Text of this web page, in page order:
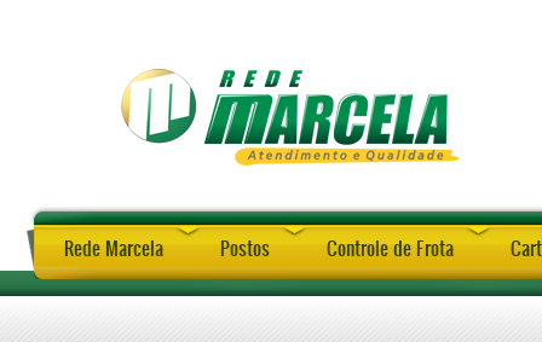
Rede Marcela Postos Controle de Frota